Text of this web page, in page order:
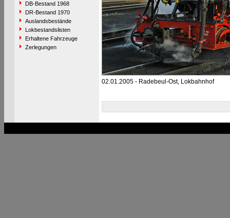
DB-Bestand 1968
DR-Bestand 1970
Auslandsbestände
Lokbestandslisten
Erhaltene Fahrzeuge
Zerlegungen
02.01.2005 - Radebeul-Ost, Lokbahnhof